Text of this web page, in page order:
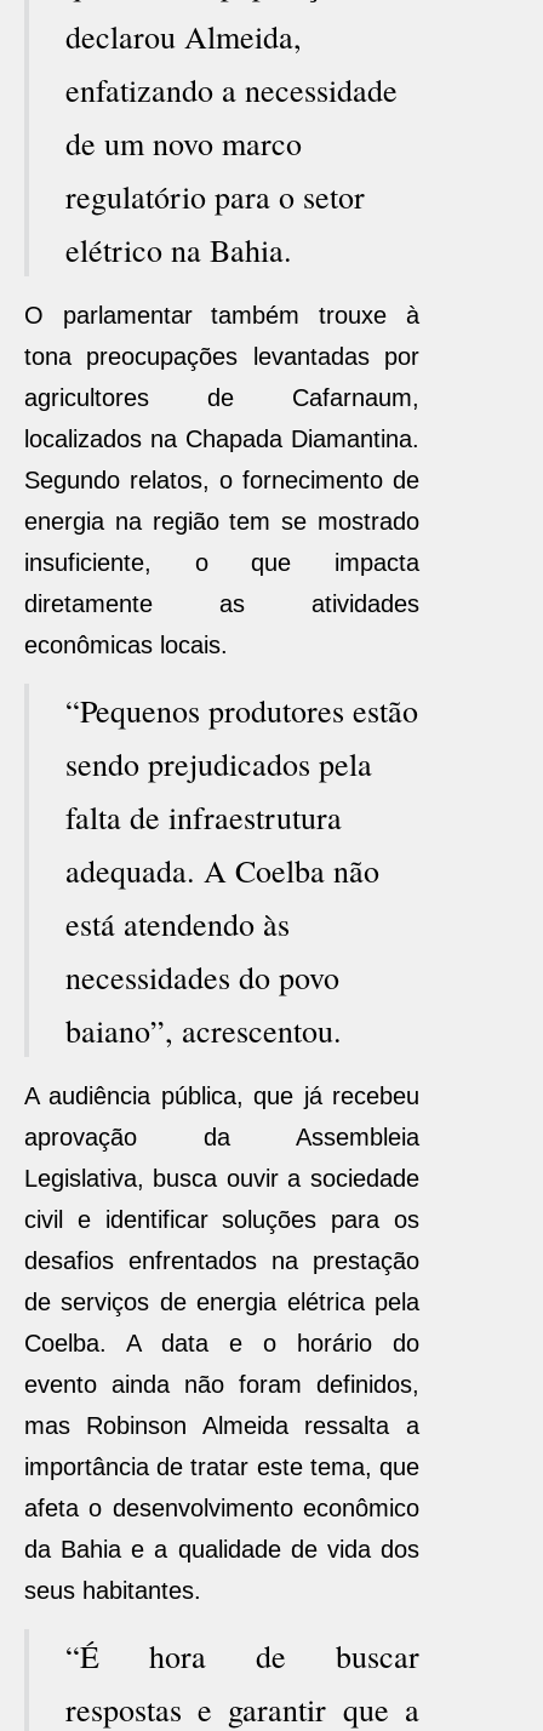
declarou Almeida,
enfatizando a necessidade
de um novo marco
regulatório para o setor
elétrico na Bahia.
O parlamentar também trouxe à
tona preocupações levantadas por
agricultores de Cafarnaum,
localizados na Chapada Diamantina.
Segundo relatos, o fornecimento de
energia na região tem se mostrado
insuficiente, o que impacta
diretamente as atividades
econômicas locais.
“Pequenos produtores estão
sendo prejudicados pela
falta de infraestrutura
adequada. A Coelba não
está atendendo às
necessidades do povo
baiano”, acrescentou.
A audiência pública, que já recebeu
aprovação da Assembleia
Legislativa, busca ouvir a sociedade
civil e identificar soluções para os
desafios enfrentados na prestação
de serviços de energia elétrica pela
Coelba. A data e o horário do
evento ainda não foram definidos,
mas Robinson Almeida ressalta a
importância de tratar este tema, que
afeta o desenvolvimento econômico
da Bahia e a qualidade de vida dos
seus habitantes.
“É hora de buscar
respostas e garantir que a